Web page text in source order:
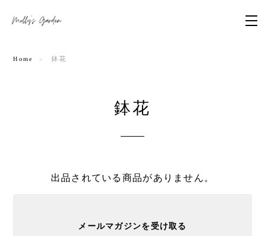
Home 鉢花
鉢花
出品されている商品がありません。
メールマガジンを受け取る